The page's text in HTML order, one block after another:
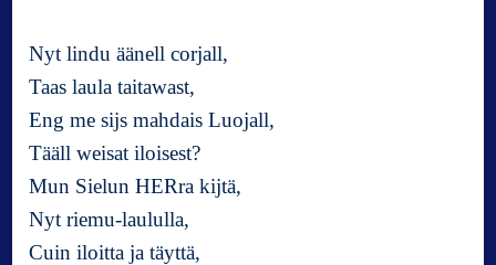
Nyt lindu äänell corjall,
Taas laula taitawast,
Eng me sijs mahdais Luojall,
Tääll weisat iloisest?
Mun Sielun HERra kijtä,
Nyt riemu-laululla,
Cuin iloitta ja täyttä,